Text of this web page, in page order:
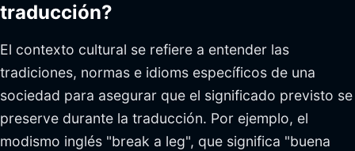
traducción?
El contexto cultural se refiere a entender las
tradiciones, normas e idioms específicos de una
sociedad para asegurar que el significado previsto se
preserve durante la traducción. Por ejemplo, el
modismo inglés "break a leg", que significa "buena